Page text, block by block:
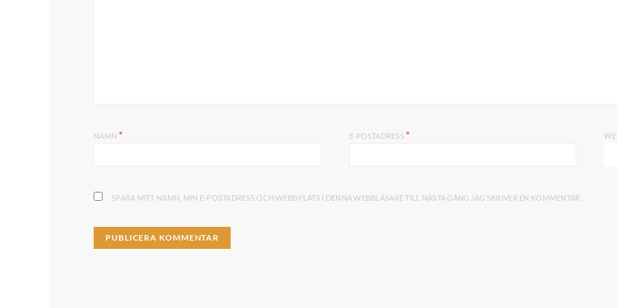
NAMN * E-POSTADRESS *
SPARA MITT NAMN, MIN E-POSTADRESS OCH WEBBPLATS I DENNA WEBBLÄSARE TILL NÄSTA GÅNG JAG SKRIVER EN KOMMENTAR.